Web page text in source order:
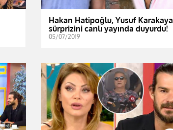
Hakan Hatipoğlu, Yusuf Karakaya
sürprizini canlı yayında duyurdu!
05/07/2019